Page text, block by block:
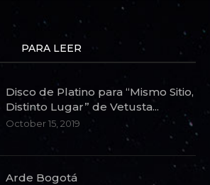
PARA LEER
Disco de Platino para “Mismo Sitio,
Distinto Lugar” de Vetusta...
October 15, 2019
Arde Bogotá